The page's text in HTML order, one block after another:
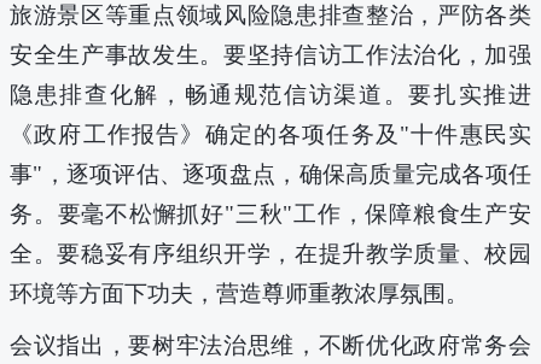
旅游景区等重点领域风险隐患排查整治，严防各类
安全生产事故发生。要坚持信访工作法治化，加强
隐患排查化解，畅通规范信访渠道。要扎实推进
《政府工作报告》确定的各项任务及"十件惠民实
事"，逐项评估、逐项盘点，确保高质量完成各项任
务。要毫不松懈抓好"三秋"工作，保障粮食生产安
全。要稳妥有序组织开学，在提升教学质量、校园
环境等方面下功夫，营造尊师重教浓厚氛围。
会议指出，要树牢法治思维，不断优化政府常务会